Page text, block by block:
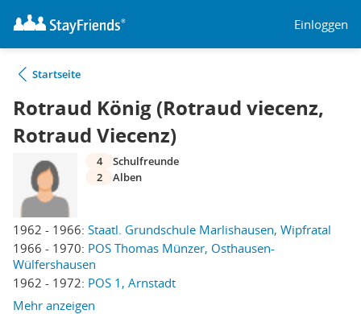
Einloggen
Startseite
Rotraud König (Rotraud viecenz,
Rotraud Viecenz)
1962 - 1966: Staatl. Grundschule Marlishausen, Wipfratal
1966 - 1970: POS Thomas Münzer, Osthausen-
Wülfershausen
1962 - 1972: POS 1, Arnstadt
Mehr anzeigen
4
Schulfreunde
2
Alben